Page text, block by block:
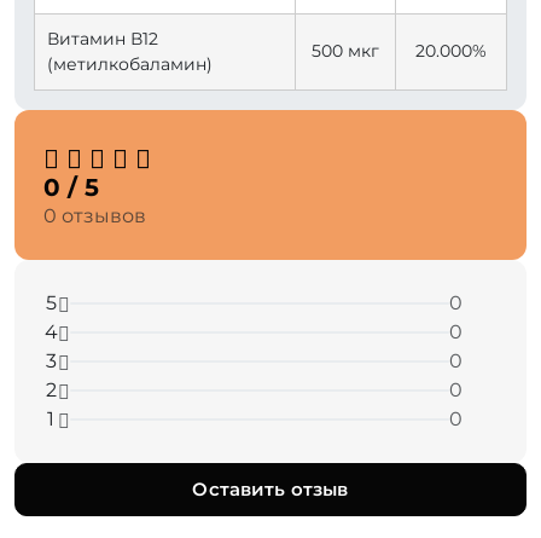
Витамин В12
(метилкобаламин)
500 мкг 20.000%
0 / 5
0 отзывов
5
0
4
0
3
0
2
0
1
0
Оставить отзыв